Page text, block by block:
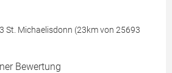
St. Michaelisdonn (23km von 25693
Bewertung